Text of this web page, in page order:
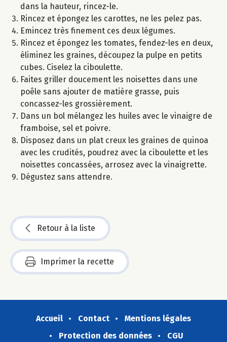
dans la hauteur, rincez-le.
Rincez et épongez les carottes, ne les pelez pas.
Emincez très finement ces deux légumes.
Rincez et épongez les tomates, fendez-les en deux,
éliminez les graines, découpez la pulpe en petits
cubes. Ciselez la ciboulette.
Faites griller doucement les noisettes dans une
poêle sans ajouter de matière grasse, puis
concassez-les grossièrement.
Dans un bol mélangez les huiles avec le vinaigre de
framboise, sel et poivre.
Disposez dans un plat creux les graines de quinoa
avec les crudités, poudrez avec la ciboulette et les
noisettes concassées, arrosez avec la vinaigrette.
Dégustez sans attendre.
Retour à la liste
Imprimer la recette
Accueil Contact
Mentions légales
Protection des données
CGU